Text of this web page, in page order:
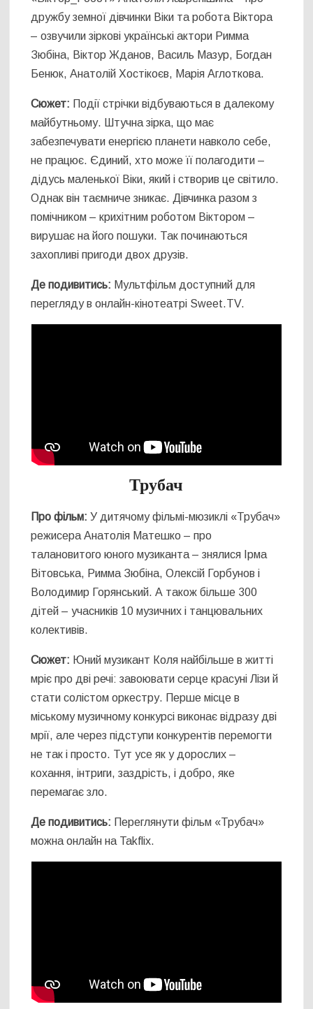
дружбу земної дівчинки Віки та робота Віктора
– озвучили зіркові українські актори Римма
Зюбіна, Віктор Жданов, Василь Мазур, Богдан
Бенюк, Анатолій Хостікоєв, Марія Аглоткова.
Сюжет: Події стрічки відбуваються в далекому
майбутньому. Штучна зірка, що має
забезпечувати енергією планети навколо себе,
не працює. Єдиний, хто може її полагодити –
дідусь маленької Віки, який і створив це світило.
Однак він таємниче зникає. Дівчинка разом з
помічником – крихітним роботом Віктором –
вирушає на його пошуки. Так починаються
захопливі пригоди двох друзів.
Де подивитись: Мультфільм доступний для
перегляду в онлайн-кінотеатрі Sweet.TV.
Трубач
Про фільм:У дитячому фільмі-мюзиклі «Трубач»
режисера Анатолія Матешко – про
талановитого юного музиканта – знялися Ірма
Вітовська, Римма Зюбіна, Олексій Горбунов і
Володимир Горянський. А також більше 300
дітей – учасників 10 музичних і танцювальних
колективів.
Сюжет: Юний музикант Коля найбільше в житті
мріє про дві речі: завоювати серце красуні Лізи й
стати солістом оркестру. Перше місце в
міському музичному конкурсі виконає відразу дві
мрії, але через підступи конкурентів перемогти
не так і просто. Тут усе як у дорослих –
кохання, інтриги, заздрість, і добро, яке
перемагає зло.
Де подивитись: Переглянути фільм «Трубач»
можна онлайн на Takflix.